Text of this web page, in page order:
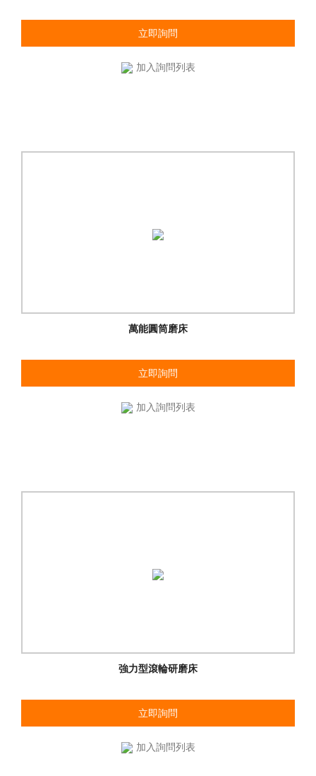
立即詢問
加入詢問列表
萬能圓筒磨床
立即詢問
加入詢問列表
強力型滾輪研磨床
立即詢問
加入詢問列表